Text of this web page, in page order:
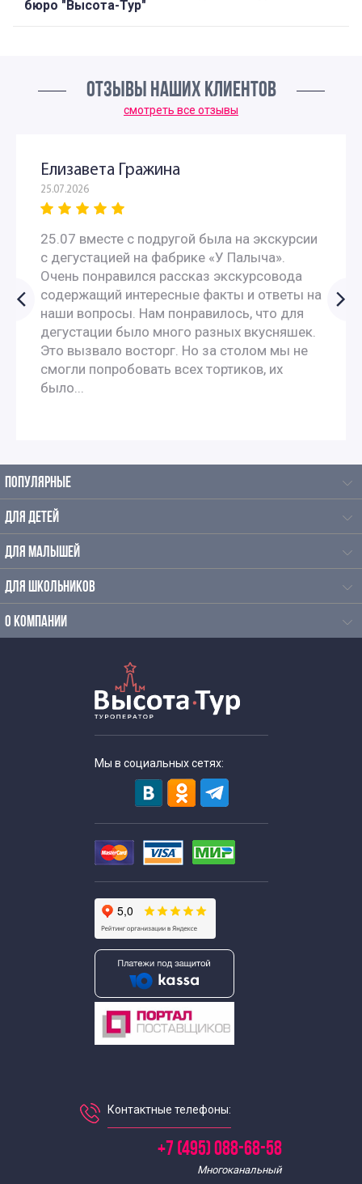
бюро "Высота-Тур"
ОТЗЫВЫ НАШИХ КЛИЕНТОВ
смотреть все отзывы
Елизавета Гражина
25.07.2026
25.07 вместе с подругой была на экскурсии
с дегустацией на фабрике «У Палыча».
Очень понравился рассказ экскурсовода
содержащий интересные факты и ответы на
наши вопросы. Нам понравилось, что для
дегустации было много разных вкусняшек.
Это вызвало восторг. Но за столом мы не
смогли попробовать всех тортиков, их
было...
ПОПУЛЯРНЫЕ
ДЛЯ ДЕТЕЙ
ДЛЯ МАЛЫШЕЙ
ДЛЯ ШКОЛЬНИКОВ
О КОМПАНИИ
Мы в социальных сетях:
Контактные телефоны:
+7 (495) 088-68-58
Многоканальный